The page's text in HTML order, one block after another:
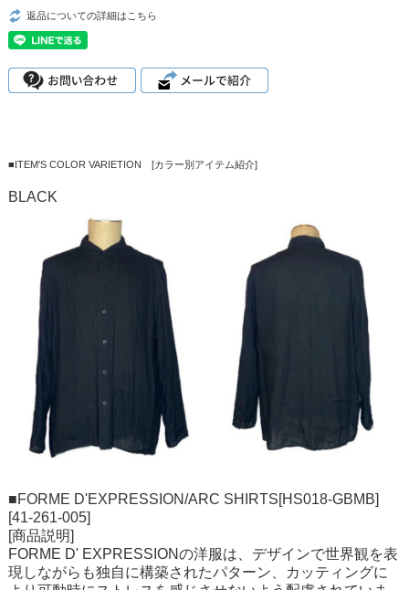
返品についての詳細はこちら
■ITEM'S COLOR VARIETION [カラー別アイテム紹介]
BLACK
■FORME D'EXPRESSION/ARC SHIRTS[HS018-GBMB]
[41-261-005]
[商品説明]
FORME D' EXPRESSIONの洋服は、デザインで世界観を表
現しながらも独自に構築されたパターン、カッティングに